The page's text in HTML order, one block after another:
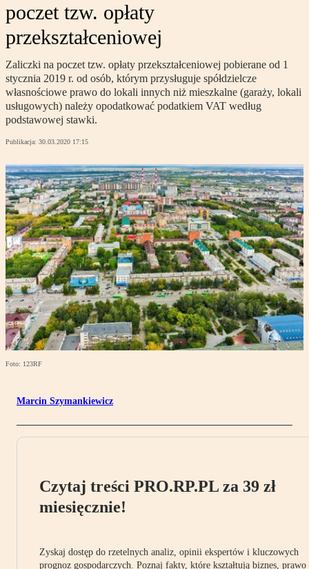
poczet tzw. opłaty
przekształceniowej
Zaliczki na poczet tzw. opłaty przekształceniowej pobierane od 1
stycznia 2019 r. od osób, którym przysługuje spółdzielcze
własnościowe prawo do lokali innych niż mieszkalne (garaży, lokali
usługowych) należy opodatkować podatkiem VAT według
podstawowej stawki.
Publikacja: 30.03.2020 17:15
Foto: 123RF
Marcin Szymankiewicz
Czytaj treści PRO.RP.PL za 39 zł
miesięcznie!
Zyskaj dostęp do rzetelnych analiz, opinii ekspertów i kluczowych
prognoz gospodarczych. Poznaj fakty, które kształtują biznes, prawo